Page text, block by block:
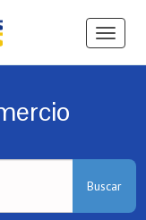
Ver
Buscar